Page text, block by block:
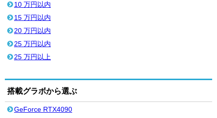
10 万円以内
15 万円以内
20 万円以内
25 万円以内
25 万円以上
搭載グラボから選ぶ
GeForce RTX4090